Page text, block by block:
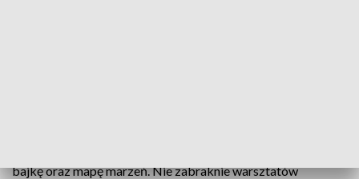
bajkę oraz mapę marzeń. Nie zabraknie warsztatów